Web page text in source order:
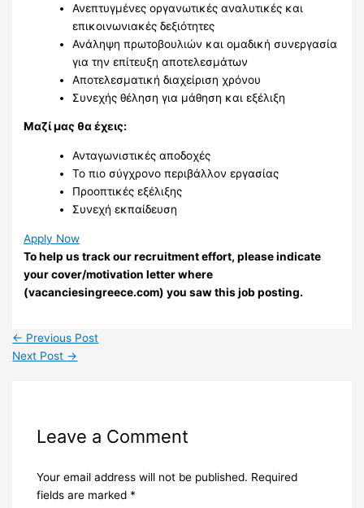
Ανεπτυγμένες οργανωτικές αναλυτικές και
επικοινωνιακές δεξιότητες
Ανάληψη πρωτοβουλιών και ομαδική συνεργασία
για την επίτευξη αποτελεσμάτων
Αποτελεσματική διαχείριση χρόνου
Συνεχής θέληση για μάθηση και εξέλιξη
Μαζί μας θα έχεις:
Ανταγωνιστικές αποδοχές
Το πιο σύγχρονο περιβάλλον εργασίας
Προοπτικές εξέλιξης
Συνεχή εκπαίδευση
Apply Now
To help us track our recruitment effort, please indicate
your cover/motivation letter where
(vacanciesingreece.com) you saw this job posting.
← Previous Post
Next Post →
Leave a Comment
Your email address will not be published. Required
fields are marked *